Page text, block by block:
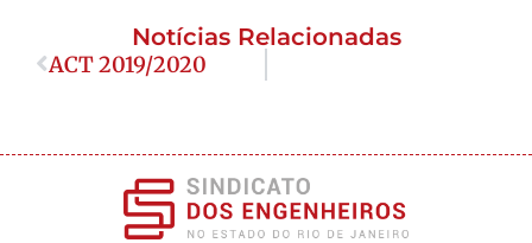
Notícias Relacionadas
ACT 2019/2020